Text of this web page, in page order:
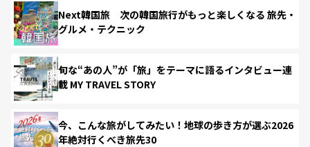
Next韓国旅 次の韓国旅行がもっと楽しくなる 旅先・
グルメ・テクニック
旬な“あの人”が「旅」をテーマに語るインタビュー連
載 MY TRAVEL STORY
今、こんな旅がしてみたい！地球の歩き方が選ぶ2026
年絶対行くべき旅先30